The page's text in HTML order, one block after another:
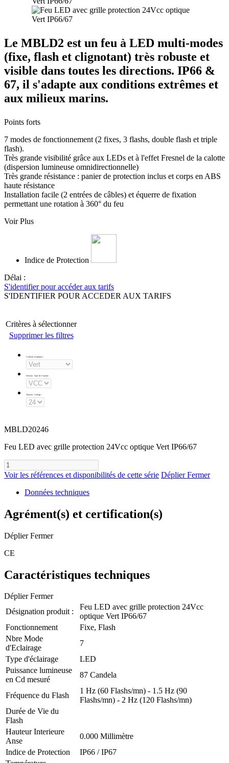
Le MBLD2 est un feu à LED multi-modes
(fixe, flash et clignotant) très robuste et
visible dans toutes les directions. IP66 &
67, il s'adapte aux conditions extrêmes et
aux milieux marins.
Points forts
7 modes de fonctionnement (2 fixes, 3 flashs, double flash et triple
flash).
Très grande visibilité grâce aux LEDs et à l'effet Fresnel de la calotte
(dispersion lumineuse omnidirectionnelle)
Très grande résistance : panier de protection inclus et corps en ABS
haute résistance
Installation facile (2 entrées de câbles) et équerre de fixation
permettant une rotation à 360° du feu
Voir Plus
Indice de Protection
Délai :
S'identifier pour accéder aux tarifs
S'IDENTIFIER POUR ACCEDER AUX TARIFS
Critères à sélectionner
Supprimer les filtres
Couleurs d'optiques :
Tension - Type de Courant :
Tension - Voltage :
MBLD20246
Feu LED avec grille protection 24Vcc optique Vert IP66/67
Voir les références et disponibilités de cette série Déplier Fermer
Données techniques
Agrément(s) et certification(s)
Déplier Fermer
CE
Caractéristiques techniques
Déplier Fermer
Désignation produit :
Feu LED avec grille protection 24Vcc
optique Vert IP66/67
Fonctionnement
Fixe, Flash
Nbre Mode
d'Eclairage
7
Type d'éclairage
LED
Puissance lumineuse
en Cd mesuré
87 Candela
Fréquence du Flash
1 Hz (60 Flashs/mn) - 1.5 Hz (90
Flashs/mn) - 2 Hz (120 Flashs/mn)
Durée de Vie du
Flash
Hauteur Interieure
Anse
0.000 Millimètre
Indice de Protection
IP66 / IP67